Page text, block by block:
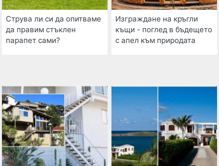
Струва ли си да опитваме
да правим стъклен
парапет сами?
Изграждане на кръгли
къщи - поглед в бъдещето
с апел към природата